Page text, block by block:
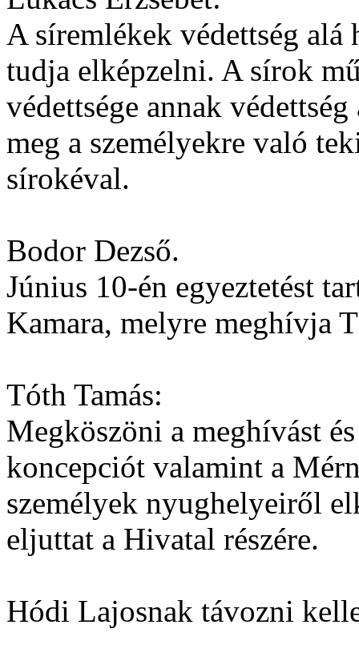
A síremlékek védettség alá
tudja elképzelni. A sírok
védettsége annak
meg a személyekre való
sírokéval.
Bodor Dezső.
Június 10-én egyeztetést
Kamara, melyre meghívja
Tóth Tamás:
Megköszöni a meghívást
koncepciót valamint a
személyek nyughelyeiről
eljuttat a Hivatal részére.
Hódi Lajosnak távozni